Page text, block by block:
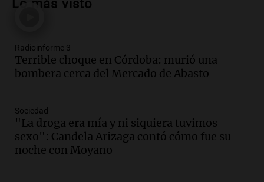
Argentina extractivista"
Audio. Kicillof critica la represión
policial en el Congreso por la ley de
propiedad privada
Episodios
Audio.Comienza Expo La Bulaye 2026:
Un atractivo para la ruralidad y el
público en general
Lo más visto
Radioinforme 3
Terrible choque en Córdoba: murió una
bombera cerca del Mercado de Abasto
Sociedad
"La droga era mía y ni siquiera tuvimos
sexo": Candela Arizaga contó cómo fue su
noche con Moyano